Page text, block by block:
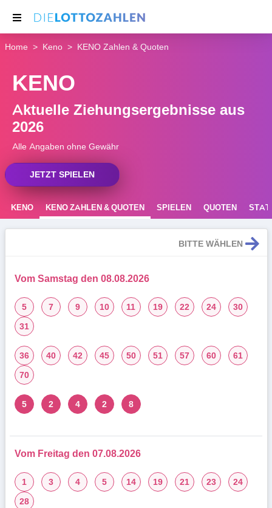
SERVICE
Home Keno KENO Zahlen & Quoten
KENO
Aktuelle Ziehungsergebnisse aus
2026
Alle Angaben ohne Gewähr
JETZT SPIELEN
KENO KENO ZAHLEN & QUOTEN SPIELEN QUOTEN
REGELN
Vom Samstag den 08.08.2026
5 7 9 10 11 19 22 24
30
31
36 40 42 45 50 51 57 60
61
70
5 2 4 2 8
Vom Freitag den 07.08.2026
1 3 4 5 14 19 21 23
24
28
BITTE WÄHLEN